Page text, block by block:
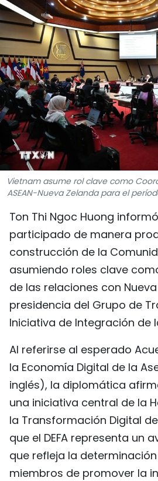
PUENTE DE
HISTORIAS
FOTOGRAFÍA
¿QUIÉNES
TIẾNG VIỆT
ENGLISH
中文
FRANÇAIS
РУССКИЙ
Vietnam asume rol clave como
ASEAN-Nueva Zelanda para el
Ton Thi Ngoc Huong
participado de manera
construcción de la
asumiendo roles clave
de las relaciones con
presidencia del Grupo de
Iniciativa de Integración de
Al referirse al esperado
la Economía Digital de la
inglés), la diplomática
una iniciativa central de la
la Transformación Digital
que el DEFA representa un
que refleja la
miembros de promover la